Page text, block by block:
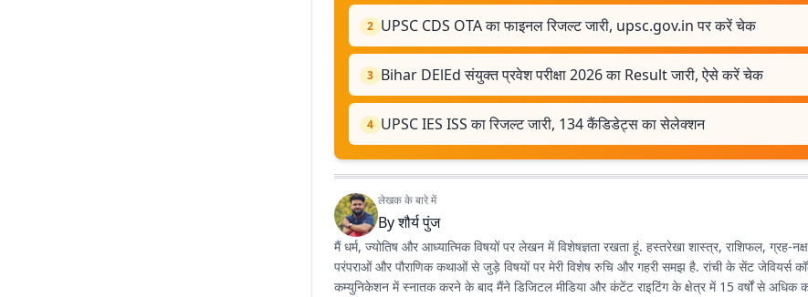
2 UPSC CDS OTA का फाइनल रिजल्ट जारी, upsc.gov.in पर करें चेक
3 Bihar DElEd संयुक्त प्रवेश परीक्षा 2026 का Result जारी, ऐसे करें चेक
4 UPSC IES ISS का रिजल्ट जारी, 134 कैंडिडेट्स का सेलेक्शन
लेखक के बारे में
Byशौर्य पुंज
मैं धर्म, ज्योतिष और आध्यात्मिक विषयों पर लेखन में विशेषज्ञता रखता हूं. हस्तरेखा शास्त्र, राशिफल, ग्रह-
परंपराओं और पौराणिक कथाओं से जुड़े विषयों पर मेरी विशेष रुचि और गहरी समझ है. रांची के सेंट जेवियर्स
कम्युनिकेशन में स्नातक करने के बाद मैंने डिजिटल मीडिया और कंटेंट राइटिंग के क्षेत्र में 15 वर्षों से अधिक